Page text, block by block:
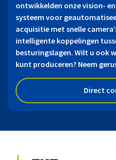
ontwikkelden onze vision-
systeem voor
acquisitie met snelle
intelligente koppelingen
besturingslagen. Wilt u ook
kunt produceren? Neem
Direct